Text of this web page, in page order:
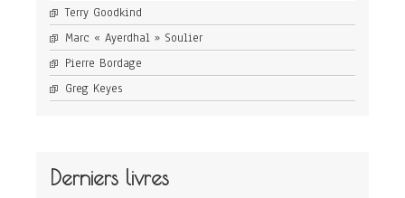
Terry Goodkind
Marc « Ayerdhal » Soulier
Pierre Bordage
Greg Keyes
Derniers livres